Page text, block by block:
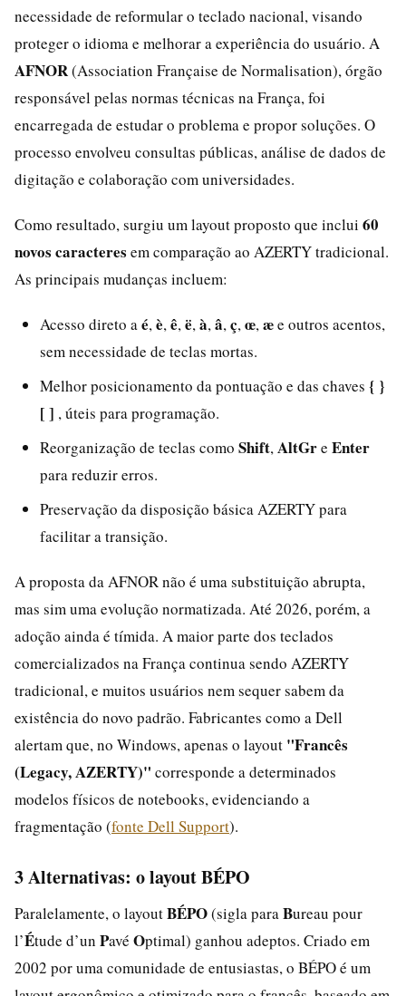
necessidade de reformular o teclado nacional, visando
proteger o idioma e melhorar a experiência do usuário. A
AFNOR(Association Française de Normalisation), órgão
responsável pelas normas técnicas na França, foi
encarregada de estudar o problema e propor soluções. O
processo envolveu consultas públicas, análise de dados de
digitação e colaboração com universidades.
Como resultado, surgiu um layout proposto que inclui 60
novos caracteres em comparação ao AZERTY tradicional.
As principais mudanças incluem:
Acesso direto a é, è, ê, ë, à, â, ç, œ, æe outros acentos,
sem necessidade de teclas mortas.
Melhor posicionamento da pontuação e das chaves { }
[ ] , úteis para programação.
Reorganização de teclas como Shift, AltGre Enter
para reduzir erros.
Preservação da disposição básica AZERTY para
facilitar a transição.
A proposta da AFNOR não é uma substituição abrupta,
mas sim uma evolução normatizada. Até 2026, porém, a
adoção ainda é tímida. A maior parte dos teclados
comercializados na França continua sendo AZERTY
tradicional, e muitos usuários nem sequer sabem da
existência do novo padrão. Fabricantes como a Dell
alertam que, no Windows, apenas o layout "Francês
(Legacy, AZERTY)" corresponde a determinados
modelos físicos de notebooks, evidenciando a
fragmentação (fonte Dell Support).
3 Alternativas: o layout BÉPO
Paralelamente, o layoutBÉPO(sigla para Bureau pour
l’Étude d’un Pavé Optimal) ganhou adeptos. Criado em
2002 por uma comunidade de entusiastas, o BÉPO é um